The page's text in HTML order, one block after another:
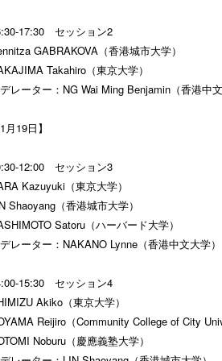
17:30 セッション2
GABRAKOVA（香港城市大学）
Takahiro（東京大学）
レーター：NG Wai Ming Benjamin（香港中文
1月19日】
12:00 セッション3
Kazuyuki（東京大学）
Shaoyang（香港城市大学）
Satoru（ハーバード大学）
レーター：NAKANO Lynne（香港中文大学）
15:30 セッション4
Akiko（東京大学）
Reijiro（Community College of City
Noburu（慶應義塾大学）